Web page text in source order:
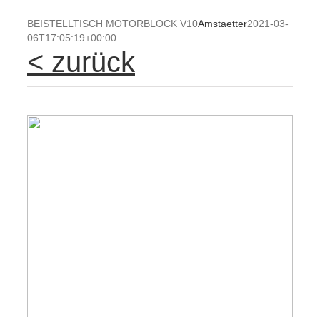
BEISTELLTISCH MOTORBLOCK V10Amstaetter2021-03-
06T17:05:19+00:00
< zurück